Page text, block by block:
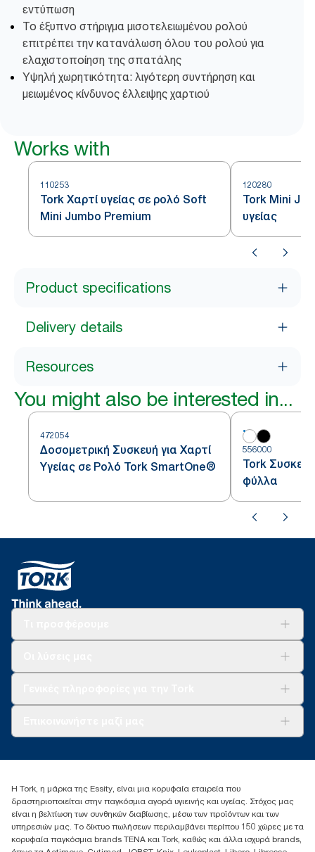
εντύπωση
Το έξυπνο στήριγμα μισοτελειωμένου ρολού
επιτρέπει την κατανάλωση όλου του ρολού για
ελαχιστοποίηση της σπατάλης
Υψηλή χωρητικότητα: λιγότερη συντήρηση και
μειωμένος κίνδυνος έλλειψης χαρτιού
Works with
110253
Tork Χαρτί υγείας σε ρολό Soft
Mini Jumbo Premium
120280
Tork Mini
υγείας
Product specifications
Delivery details
Resources
You might also be interested in...
472054
Δοσομετρική Συσκευή για Χαρτί
Υγείας σε Ρολό Tork SmartOne®
556000
Tork Συσκευή
φύλλα
+302102705722
17th klm.National Road Athens-Lamia &2 Kalamatas
14564 N.Kifissia, Athens-Greece
Mob: +306932474930 (για Ελλάδα & Κύπρο)
Η Tork, η μάρκα της Essity, είναι μια κορυφαία εταιρεία που
δραστηριοποιείται στην παγκόσμια αγορά υγιεινής και υγείας. Στόχος μας
είναι η βελτίωση των συνθηκών διαβίωσης, μέσω των προϊόντων και των
υπηρεσιών μας. Το δίκτυο πωλήσεων περιλαμβάνει περίπου 150 χώρες με τα
κορυφαία παγκόσμια brands TENA και Tork, καθώς και άλλα ισχυρά brands,